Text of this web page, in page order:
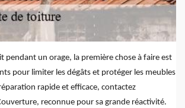
pendant un orage, la première chose à faire est
pour limiter les dégâts et protéger les meubles
rapide et efficace, contactez
reconnue pour sa grande réactivité.